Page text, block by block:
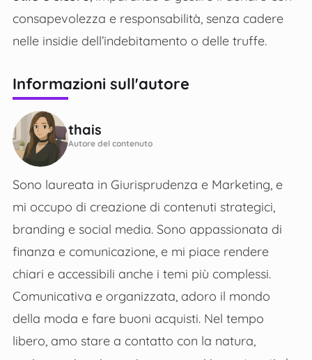
consapevolezza e responsabilità, senza cadere
nelle insidie dell’indebitamento o delle truffe.
Informazioni sull'autore
thais
Autore del contenuto
Sono laureata in Giurisprudenza e Marketing, e
mi occupo di creazione di contenuti strategici,
branding e social media. Sono appassionata di
finanza e comunicazione, e mi piace rendere
chiari e accessibili anche i temi più complessi.
Comunicativa e organizzata, adoro il mondo
della moda e fare buoni acquisti. Nel tempo
libero, amo stare a contatto con la natura,